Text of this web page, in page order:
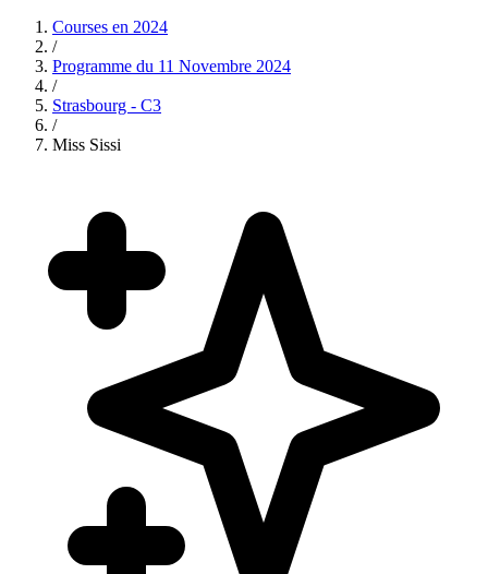
Courses en 2024
/
Programme du 11 Novembre 2024
/
Strasbourg - C3
/
Miss Sissi